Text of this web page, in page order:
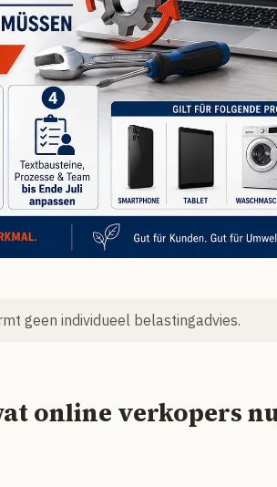
geen individueel belastingadvies.
online verkopers